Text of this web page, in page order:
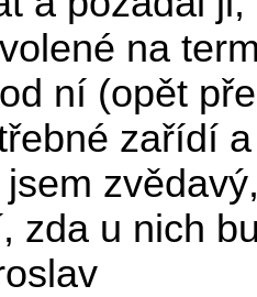
na
ní (opět
zařídí
jsem
zda u nich